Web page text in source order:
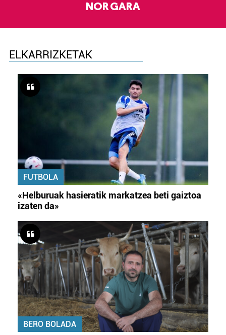
NOR GARA
ELKARRIZKETAK
FUTBOLA
«Helburuak hasieratik markatzea beti gaiztoa
izaten da»
BERO BOLADA